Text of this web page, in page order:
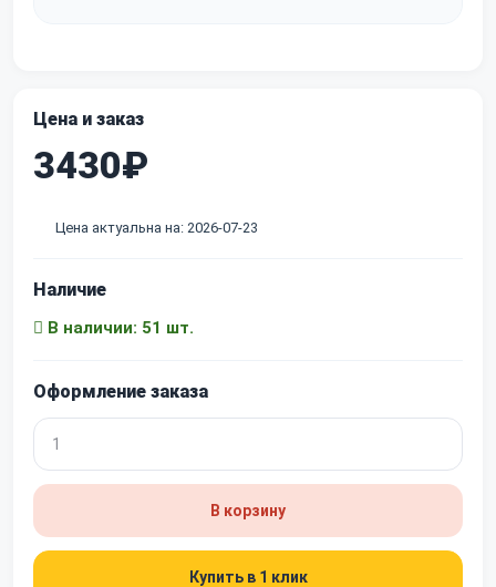
Цена и заказ
3430₽
Цена актуальна на: 2026-07-23
Наличие
В наличии: 51 шт.
Оформление заказа
В корзину
Купить в 1 клик